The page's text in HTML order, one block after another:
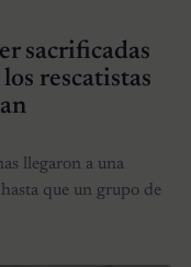
sacrificadas
rescatistas
llegaron a una
que un grupo de